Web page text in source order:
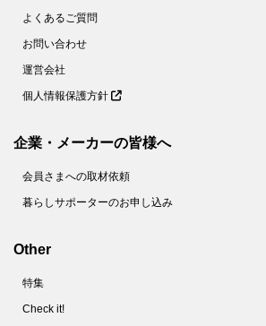
よくあるご質問
お問い合わせ
運営会社
個人情報保護方針
企業・メーカーの皆様へ
会員さまへの取材依頼
暮らしサポーターのお申し込み
Other
特集
Check it!